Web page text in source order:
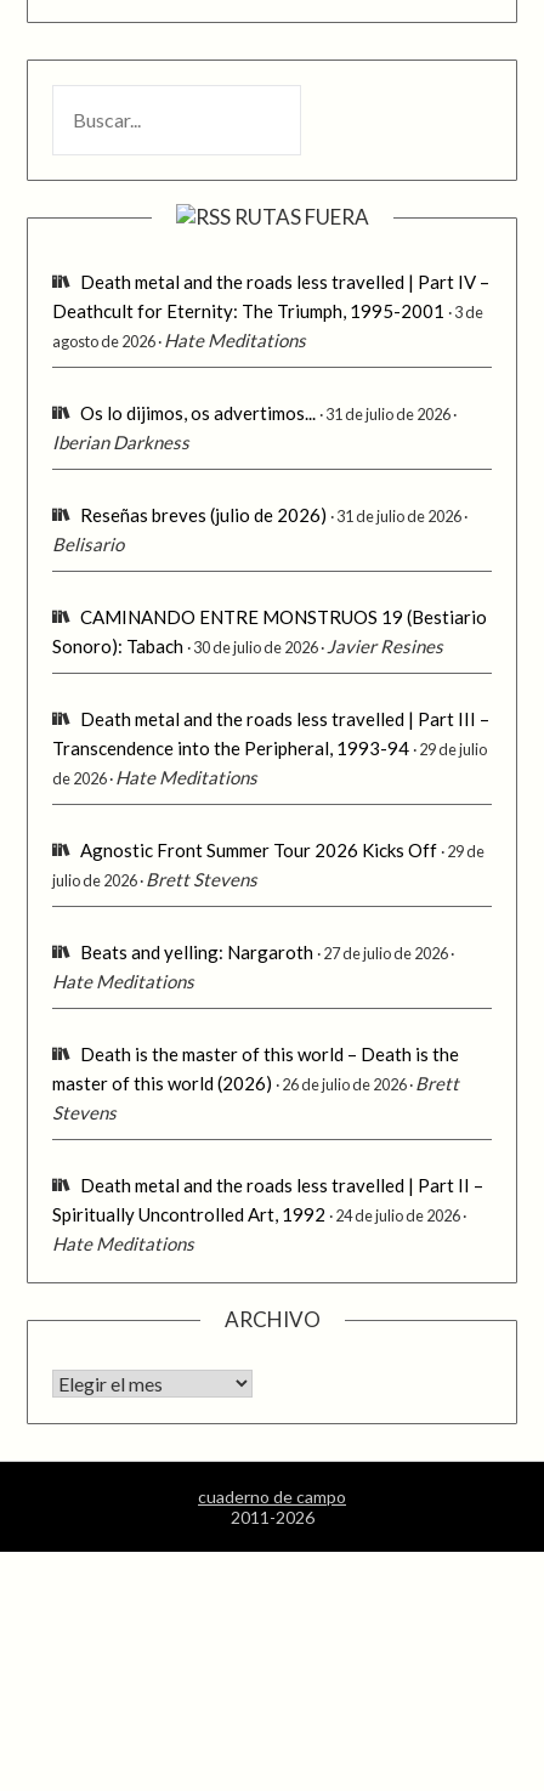
RUTAS FUERA
Death metal and the roads less travelled | Part IV –
Deathcult for Eternity: The Triumph, 1995-2001
3 de
agosto de 2026 Hate Meditations
Os lo dijimos, os advertimos... 31 de julio de 2026
Iberian Darkness
Reseñas breves (julio de 2026) 31 de julio de 2026
Belisario
CAMINANDO ENTRE MONSTRUOS 19 (Bestiario
Sonoro): Tabach 30 de julio de 2026 Javier Resines
Death metal and the roads less travelled | Part III –
Transcendence into the Peripheral, 1993-94 29 de julio
de 2026 Hate Meditations
Agnostic Front Summer Tour 2026 Kicks Off 29 de
julio de 2026 Brett Stevens
Beats and yelling: Nargaroth 27 de julio de 2026
Hate Meditations
Death is the master of this world – Death is the
master of this world (2026)
26 de julio de 2026 Brett
Stevens
Death metal and the roads less travelled | Part II –
Spiritually Uncontrolled Art, 1992
24 de julio de 2026
Hate Meditations
ARCHIVO
Archivo
cuaderno de campo
2011-2026